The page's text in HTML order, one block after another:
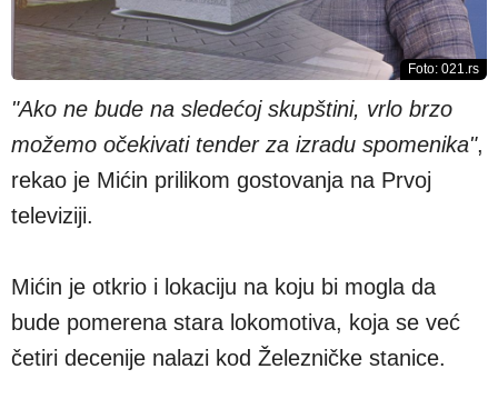
Foto: 021.rs
"Ako ne bude na sledećoj skupštini, vrlo brzo
možemo očekivati tender za izradu spomenika",
rekao je Mićin prilikom gostovanja na Prvoj
televiziji.
Mićin je otkrio i lokaciju na koju bi mogla da
bude pomerena stara lokomotiva, koja se već
četiri decenije nalazi kod Železničke stanice.